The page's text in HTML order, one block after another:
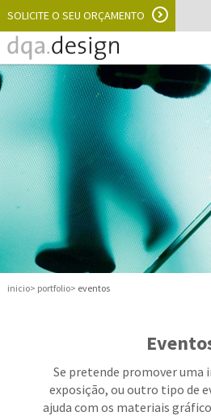
SOLICITE O SEU ORÇAMENTO
inicio portfolio eventos
Se pretende promover uma
exposição, ou outro tipo de
ajuda com os materiais